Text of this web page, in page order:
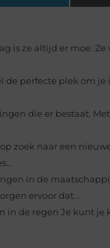
is ze altijd er moe. Ze
de perfecte plek om je
die er bestaat.
zoek naar een
in de
ervoor dat...
in de regen Je kunt je